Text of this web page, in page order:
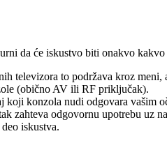
da će iskustvo biti onakvo kakvo
televizora to podržava kroz
(obično AV ili RF priključak).
koji konzola nudi odgovara vašim
zahteva odgovornu upotrebu uz
iskustva.